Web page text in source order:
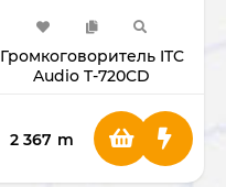
Громкоговоритель ITC
Audio T-720CD
2 367 m